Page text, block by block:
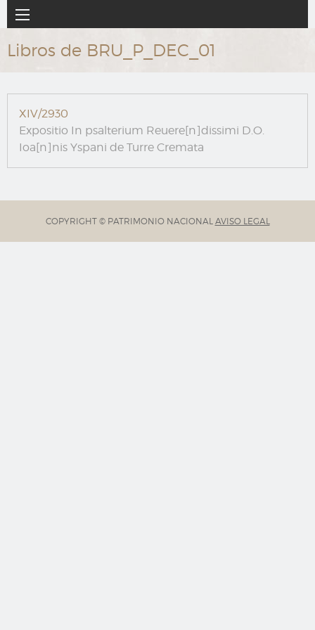
al
contenido
principal
Navegación
principal
Libros de BRU_P_DEC_01
XIV/2930
Expositio In psalterium Reuere[n]dissimi D.O.
Ioa[n]nis Yspani de Turre Cremata
COPYRIGHT © PATRIMONIO NACIONAL AVISO LEGAL